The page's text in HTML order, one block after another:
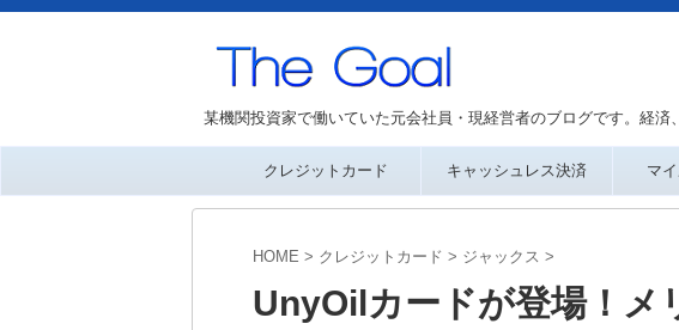
某機関投資家で働いていた元会社員・現経営者のブログです。経
クレジットカード キャッシュレス決済 マ
HOME > クレジットカード > ジャックス >
UnyOilカードが登場！メ